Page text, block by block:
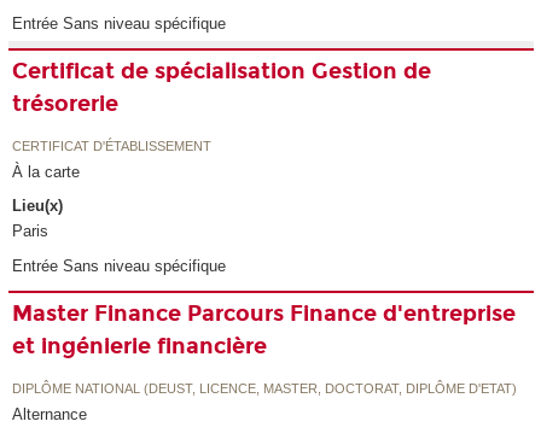
Entrée Sans niveau spécifique
Certificat de spécialisation Gestion de
trésorerie
CERTIFICAT D'ÉTABLISSEMENT
À la carte
Lieu(x)
Paris
Entrée Sans niveau spécifique
Master Finance Parcours Finance d'entreprise
et ingénierie financière
DIPLÔME NATIONAL (DEUST, LICENCE, MASTER, DOCTORAT, DIPLÔME D'ETAT)
Alternance